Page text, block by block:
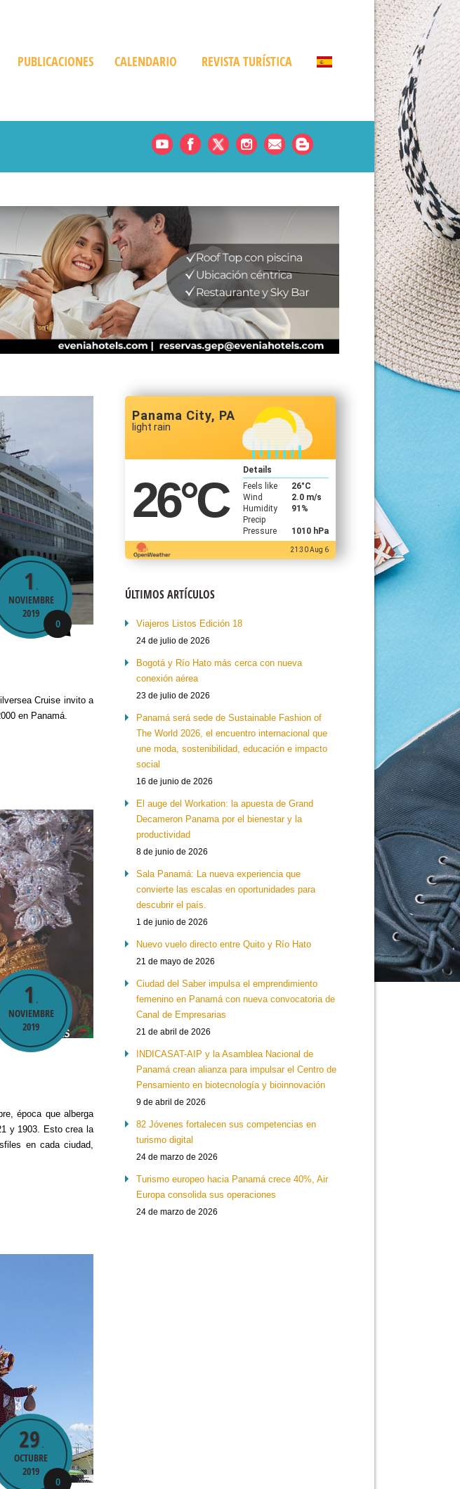
Turismo Verde
PUBLICACIONES CALENDARIO REVISTA TURÍSTICA
1 .
NOVIEMBRE
2019
0
Cruise invito a
en Panamá.
1 .
NOVIEMBRE
2019
época que alberga
y 1903. Esto crea la
en cada ciudad,
29 .
OCTUBRE
2019
0
Panama City, PA
light rain
26°C
Details
Feels like
26°C
Wind
2.0 m/s
Humidity
91%
Precip
Pressure
1010 hPa
21:30 Aug 6
ÚLTIMOS ARTÍCULOS
Viajeros Listos Edición 18
24 de julio de 2026
Bogotá y Río Hato más cerca con nueva
conexión aérea
23 de julio de 2026
Panamá será sede de Sustainable Fashion of
The World 2026, el encuentro internacional que
une moda, sostenibilidad, educación e impacto
social
16 de junio de 2026
El auge del Workation: la apuesta de Grand
Decameron Panama por el bienestar y la
productividad
8 de junio de 2026
Sala Panamá: La nueva experiencia que
convierte las escalas en oportunidades para
descubrir el país.
1 de junio de 2026
Nuevo vuelo directo entre Quito y Río Hato
21 de mayo de 2026
Ciudad del Saber impulsa el emprendimiento
femenino en Panamá con nueva convocatoria de
Canal de Empresarias
21 de abril de 2026
INDICASAT-AIP y la Asamblea Nacional de
Panamá crean alianza para impulsar el Centro de
Pensamiento en biotecnología y bioinnovación
9 de abril de 2026
82 Jóvenes fortalecen sus competencias en
turismo digital
24 de marzo de 2026
Turismo europeo hacia Panamá crece 40%, Air
Europa consolida sus operaciones
24 de marzo de 2026